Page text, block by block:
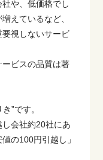
や、低価格でし
えているなど、
視しないサービ
ビスの品質は著
”です。
会社約20社にあ
の100円引越し」